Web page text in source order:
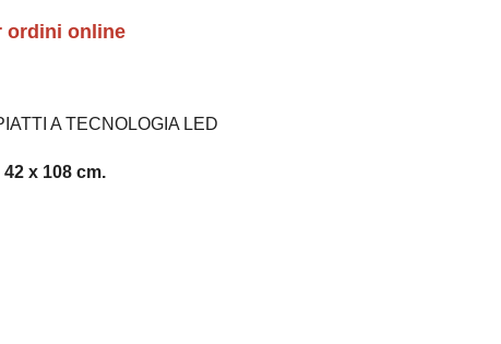
ordini online
A TECNOLOGIA LED
x 108 cm.